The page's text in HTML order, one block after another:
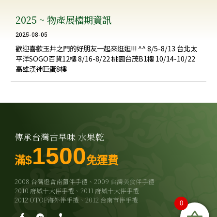
2025 ~ 物產展檔期資訊
2025-08-05
歡迎喜歡玉井之門的好朋友一起來逛逛!!! ^^ 8/5-8/13 台北太
平洋SOGO百貨12樓 8/16-8/22 桃園台茂B1樓 10/14-10/22
高雄漢神巨蛋8樓
2008 台灣燈會南瀛伴手禮、2009 台灣美食伴手禮
2010 府城十大伴手禮、2011 府城十大伴手禮
2012 OTOP海外伴手禮、2012 台南市伴手禮
傳承台灣古早味 水果乾
滿$1500免運費
0